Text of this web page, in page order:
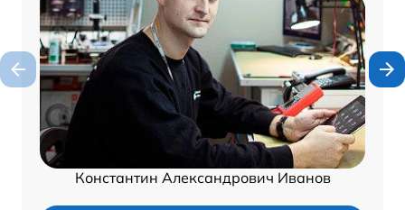
Константин Александрович Иванов